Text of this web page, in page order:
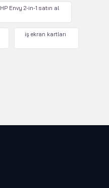
HP Envy 2-in-1 satın al
iş ekran kartları